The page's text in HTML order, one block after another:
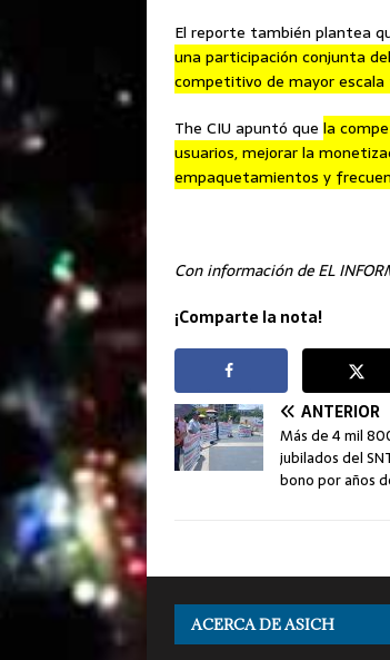
El reporte también plantea
una participación conjunta del
competitivo de mayor
The CIU apuntó que la
usuarios, mejorar la
empaquetamientos y
Con información de EL
¡Comparte la nota!
ANTERIOR
Más de 4 mil
jubilados del
bono por años
ACERCA DE ASICH